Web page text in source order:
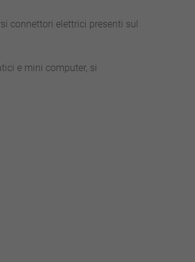
connettori elettrici presenti sul
e mini computer, si